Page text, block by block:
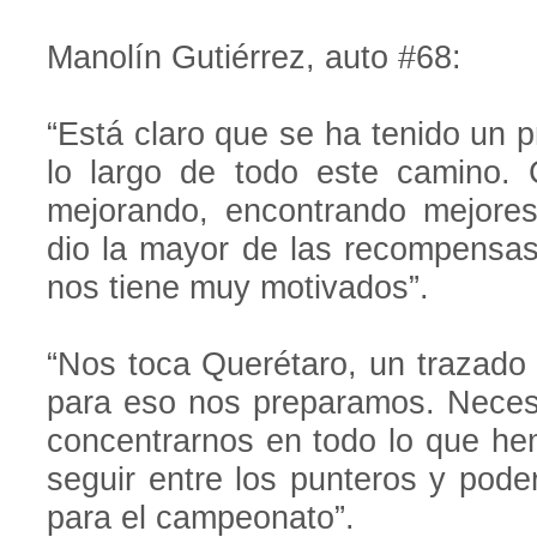
Manolín Gutiérrez, auto #68:
“Está claro que se ha tenido un
lo largo de todo este camino.
mejorando, encontrando
dio la mayor de las
nos tiene muy motivados”.
“Nos toca Querétaro, un
para eso nos preparamos.
concentrarnos en todo lo que
seguir entre los punteros y
para el campeonato”.